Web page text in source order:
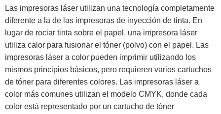
Las impresoras láser utilizan una tecnología completamente
diferente a la de las impresoras de inyección de tinta. En
lugar de rociar tinta sobre el papel, una impresora láser
utiliza calor para fusionar el tóner (polvo) con el papel. Las
impresoras láser a color pueden imprimir utilizando los
mismos principios básicos, pero requieren varios cartuchos
de tóner para diferentes colores. Las impresoras láser a
color más comunes utilizan el modelo CMYK, donde cada
color está representado por un cartucho de tóner